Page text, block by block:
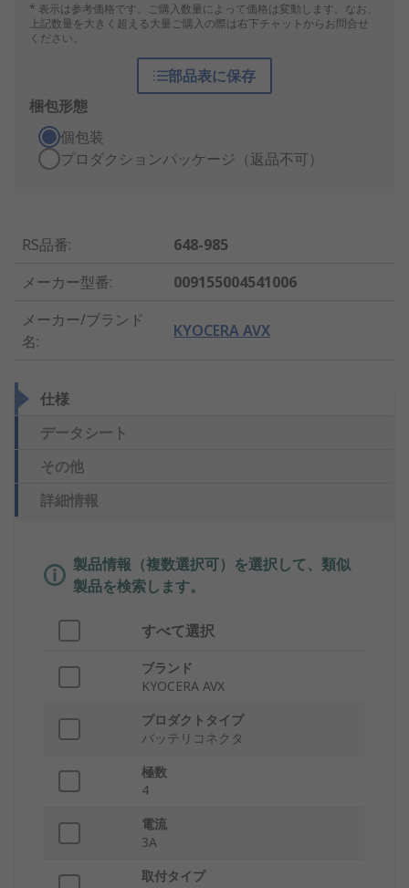
* 表示は参考価格です。ご購入数量によって価格は変動します。なお、
上記数量を大きく超える大量ご購入の際は右下チャットからお問合せ
ください。
部品表に保存
梱包形態
個包装
プロダクションパッケージ（返品不可）
RS品番:
648-985
メーカー型番:
009155004541006
メーカー/ブランド
名:
KYOCERA AVX
仕様
データシート
その他
詳細情報
製品情報（複数選択可）を選択して、類似
製品を検索します。
すべて選択
ブランド
KYOCERA AVX
プロダクトタイプ
バッテリコネクタ
極数
4
電流
3A
取付タイプ